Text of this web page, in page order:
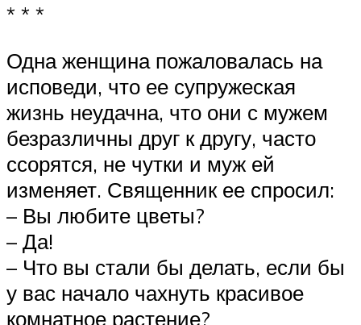
* * *
Одна женщина пожаловалась на
исповеди, что ее супружеская
жизнь неудачна, что они с мужем
безразличны друг к другу, часто
ссорятся, не чутки и муж ей
изменяет. Священник ее спросил:
– Вы любите цветы?
– Да!
– Что вы стали бы делать, если бы
у вас начало чахнуть красивое
комнатное растение?